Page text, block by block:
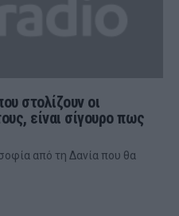
στολίζουν οι
είναι σίγουρο πως
από τη Δανία που θα